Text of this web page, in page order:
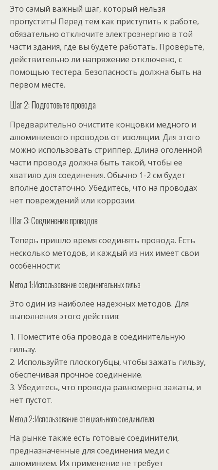
Это самый важный шаг, который нельзя
пропустить! Перед тем как приступить к работе,
обязательно отключите электроэнергию в той
части здания, где вы будете работать. Проверьте,
действительно ли напряжение отключено, с
помощью тестера. Безопасность должна быть на
первом месте.
Шаг 2: Подготовьте провода
Предварительно очистите концовки медного и
алюминиевого проводов от изоляции. Для этого
можно использовать стриппер. Длина оголенной
части провода должна быть такой, чтобы ее
хватило для соединения. Обычно 1-2 см будет
вполне достаточно. Убедитесь, что на проводах
нет повреждений или коррозии.
Шаг 3: Соединение проводов
Теперь пришло время соединять провода. Есть
несколько методов, и каждый из них имеет свои
особенности:
Метод 1: Использование соединительных гильз
Это один из наиболее надежных методов. Для
выполнения этого действия:
1. Поместите оба провода в соединительную
гильзу.
2. Используйте плоскогубцы, чтобы зажать гильзу,
обеспечивая прочное соединение.
3. Убедитесь, что провода равномерно зажаты, и
нет пустот.
Метод 2: Использование специального соединителя
На рынке также есть готовые соединители,
предназначенные для соединения меди с
алюминием. Их применение не требует